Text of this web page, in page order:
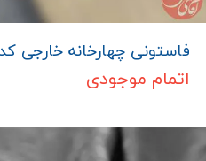
فاستونی چهارخانه خارجی کد
اتمام موجودی